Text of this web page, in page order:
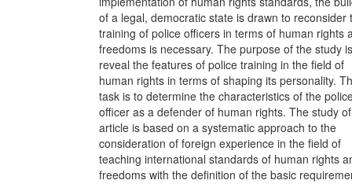
of a legal, democratic state is drawn to reconsider
training of police officers in terms of human rights
freedoms is necessary. The purpose of the study
reveal the features of police training in the field of
human rights in terms of shaping its personality.
task is to determine the characteristics of the
officer as a defender of human rights. The study
article is based on a systematic approach to the
consideration of foreign experience in the field of
teaching international standards of human rights
freedoms with the definition of the basic